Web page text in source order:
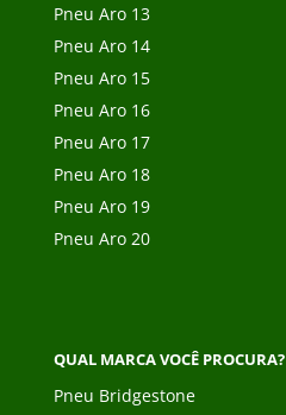
Pneu Aro 13
Pneu Aro 14
Pneu Aro 15
Pneu Aro 16
Pneu Aro 17
Pneu Aro 18
Pneu Aro 19
Pneu Aro 20
QUAL MARCA VOCÊ PROCURA?
Pneu Bridgestone